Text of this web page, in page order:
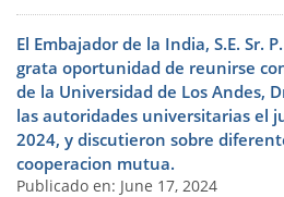
El Embajador de la India, S.E. Sr.
grata oportunidad de reunirse
de la Universidad de Los Andes,
las autoridades universitarias el
2024, y discutieron sobre
cooperacion mutua.
Publicado en: June 17, 2024